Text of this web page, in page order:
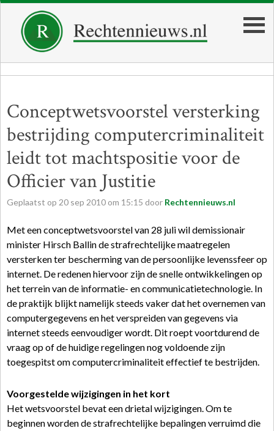
Conceptwetsvoorstel versterking
bestrijding computercriminaliteit
leidt tot machtspositie voor de
Officier van Justitie
Geplaatst op 20 sep 2010 om 15:15 door Rechtennieuws.nl
Met een conceptwetsvoorstel van 28 juli wil demissionair
minister Hirsch Ballin de strafrechtelijke maatregelen
versterken ter bescherming van de persoonlijke levenssfeer op
internet. De redenen hiervoor zijn de snelle ontwikkelingen op
het terrein van de informatie- en communicatietechnologie. In
de praktijk blijkt namelijk steeds vaker dat het overnemen van
computergegevens en het verspreiden van gegevens via
internet steeds eenvoudiger wordt. Dit roept voortdurend de
vraag op of de huidige regelingen nog voldoende zijn
toegespitst om computercriminaliteit effectief te bestrijden.
Voorgestelde wijzigingen in het kort
Het wetsvoorstel bevat een drietal wijzigingen. Om te
beginnen worden de strafrechtelijke bepalingen verruimd die